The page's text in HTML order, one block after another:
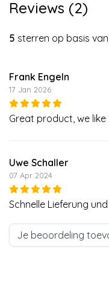
Reviews (2)
5 sterren op basis van
Frank Engeln
17 Jan 2026
Great product, we like
Uwe Schaller
07 Apr 2024
Schnelle Lieferung
Je beoordeling